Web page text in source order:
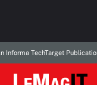
Informa TechTarget